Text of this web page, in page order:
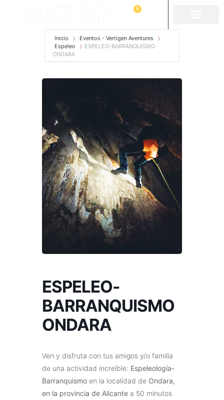
0
Inicio
Eventos - Vertigen Aventures
Espeleo
ESPELEO-BARRANQUISMO
ONDARA
ESPELEO-
BARRANQUISMO
ONDARA
Ven y disfruta con tus amigos y/o familia
de una actividad increíble: Espeleología-
Barranquismo en la localidad de Ondara,
en la provincia de Alicante a 50 minutos